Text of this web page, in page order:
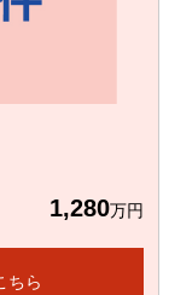
1,280万円
ちら